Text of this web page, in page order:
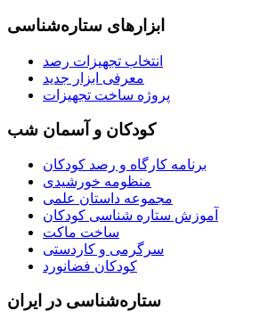
ابزارهای ستاره‌شناسی
انتخاب تجهیزات رصد
معرفی ابزار جدید
پروژه ساخت تجهیزات
کودکان و آسمان شب
برنامه‌ کارگاه و رصد کودکان
منظومه خورشیدی
مجموعه داستان علمی
آموزش ستاره شناسی کودکان
ساخت ماکت
سرگرمی و کاردستی
کودکان فضانورد
ستاره‌شناسی در ایران